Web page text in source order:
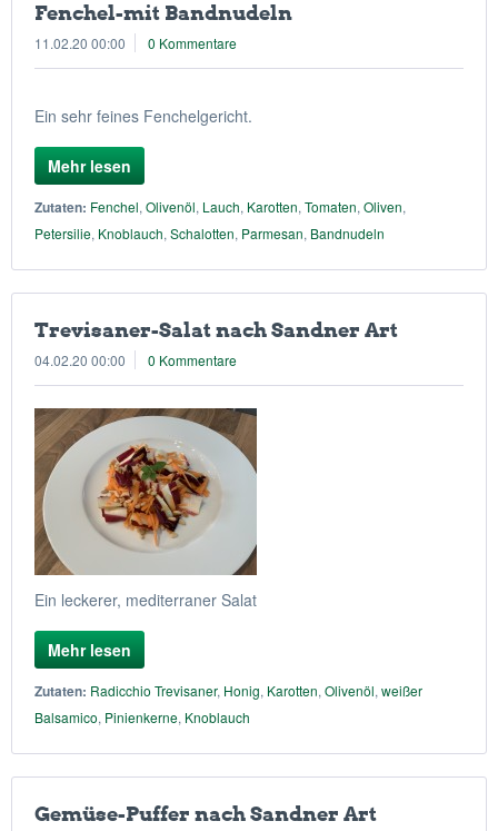
Fenchel-mit Bandnudeln
11.02.20 00:00 0 Kommentare
Ein sehr feines Fenchelgericht.
Mehr lesen
Zutaten: Fenchel, Olivenöl, Lauch, Karotten, Tomaten, Oliven,
Petersilie, Knoblauch, Schalotten, Parmesan, Bandnudeln
Trevisaner-Salat nach Sandner Art
04.02.20 00:00 0 Kommentare
Ein leckerer, mediterraner Salat
Mehr lesen
Zutaten: Radicchio Trevisaner, Honig, Karotten, Olivenöl, weißer
Balsamico, Pinienkerne, Knoblauch
Gemüse-Puffer nach Sandner Art